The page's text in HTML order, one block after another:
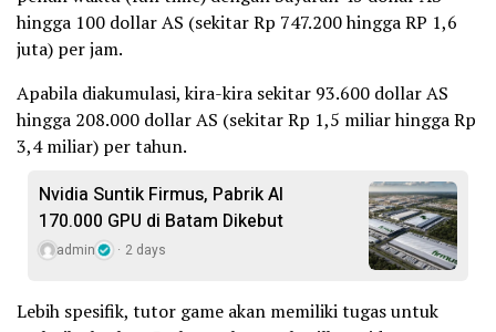
hingga 100 dollar AS (sekitar Rp 747.200 hingga RP 1,6
juta) per jam.
Apabila diakumulasi, kira-kira sekitar 93.600 dollar AS
hingga 208.000 dollar AS (sekitar Rp 1,5 miliar hingga Rp
3,4 miliar) per tahun.
Nvidia Suntik Firmus, Pabrik AI
170.000 GPU di Batam Dikebut
admin 2 days
Lebih spesifik, tutor game akan memiliki tugas untuk